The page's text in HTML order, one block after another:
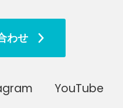
わせ
YouTube